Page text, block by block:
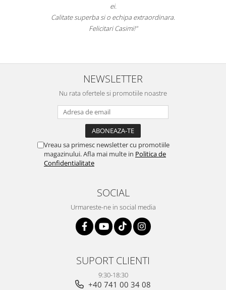
ei.
Calitate superba si o echipa extraordinara.
Felicitari Casimi!"
NEWSLETTER
Nu rata ofertele si promotiile noastre
Vreau sa primesc newsletter cu promotiile
magazinului. Afla mai multe in Politica de
Confidentialitate
SOCIAL
Urmareste-ne in social media
SUPORT CLIENTI
9:30-18:30
+40 741 00 34 08